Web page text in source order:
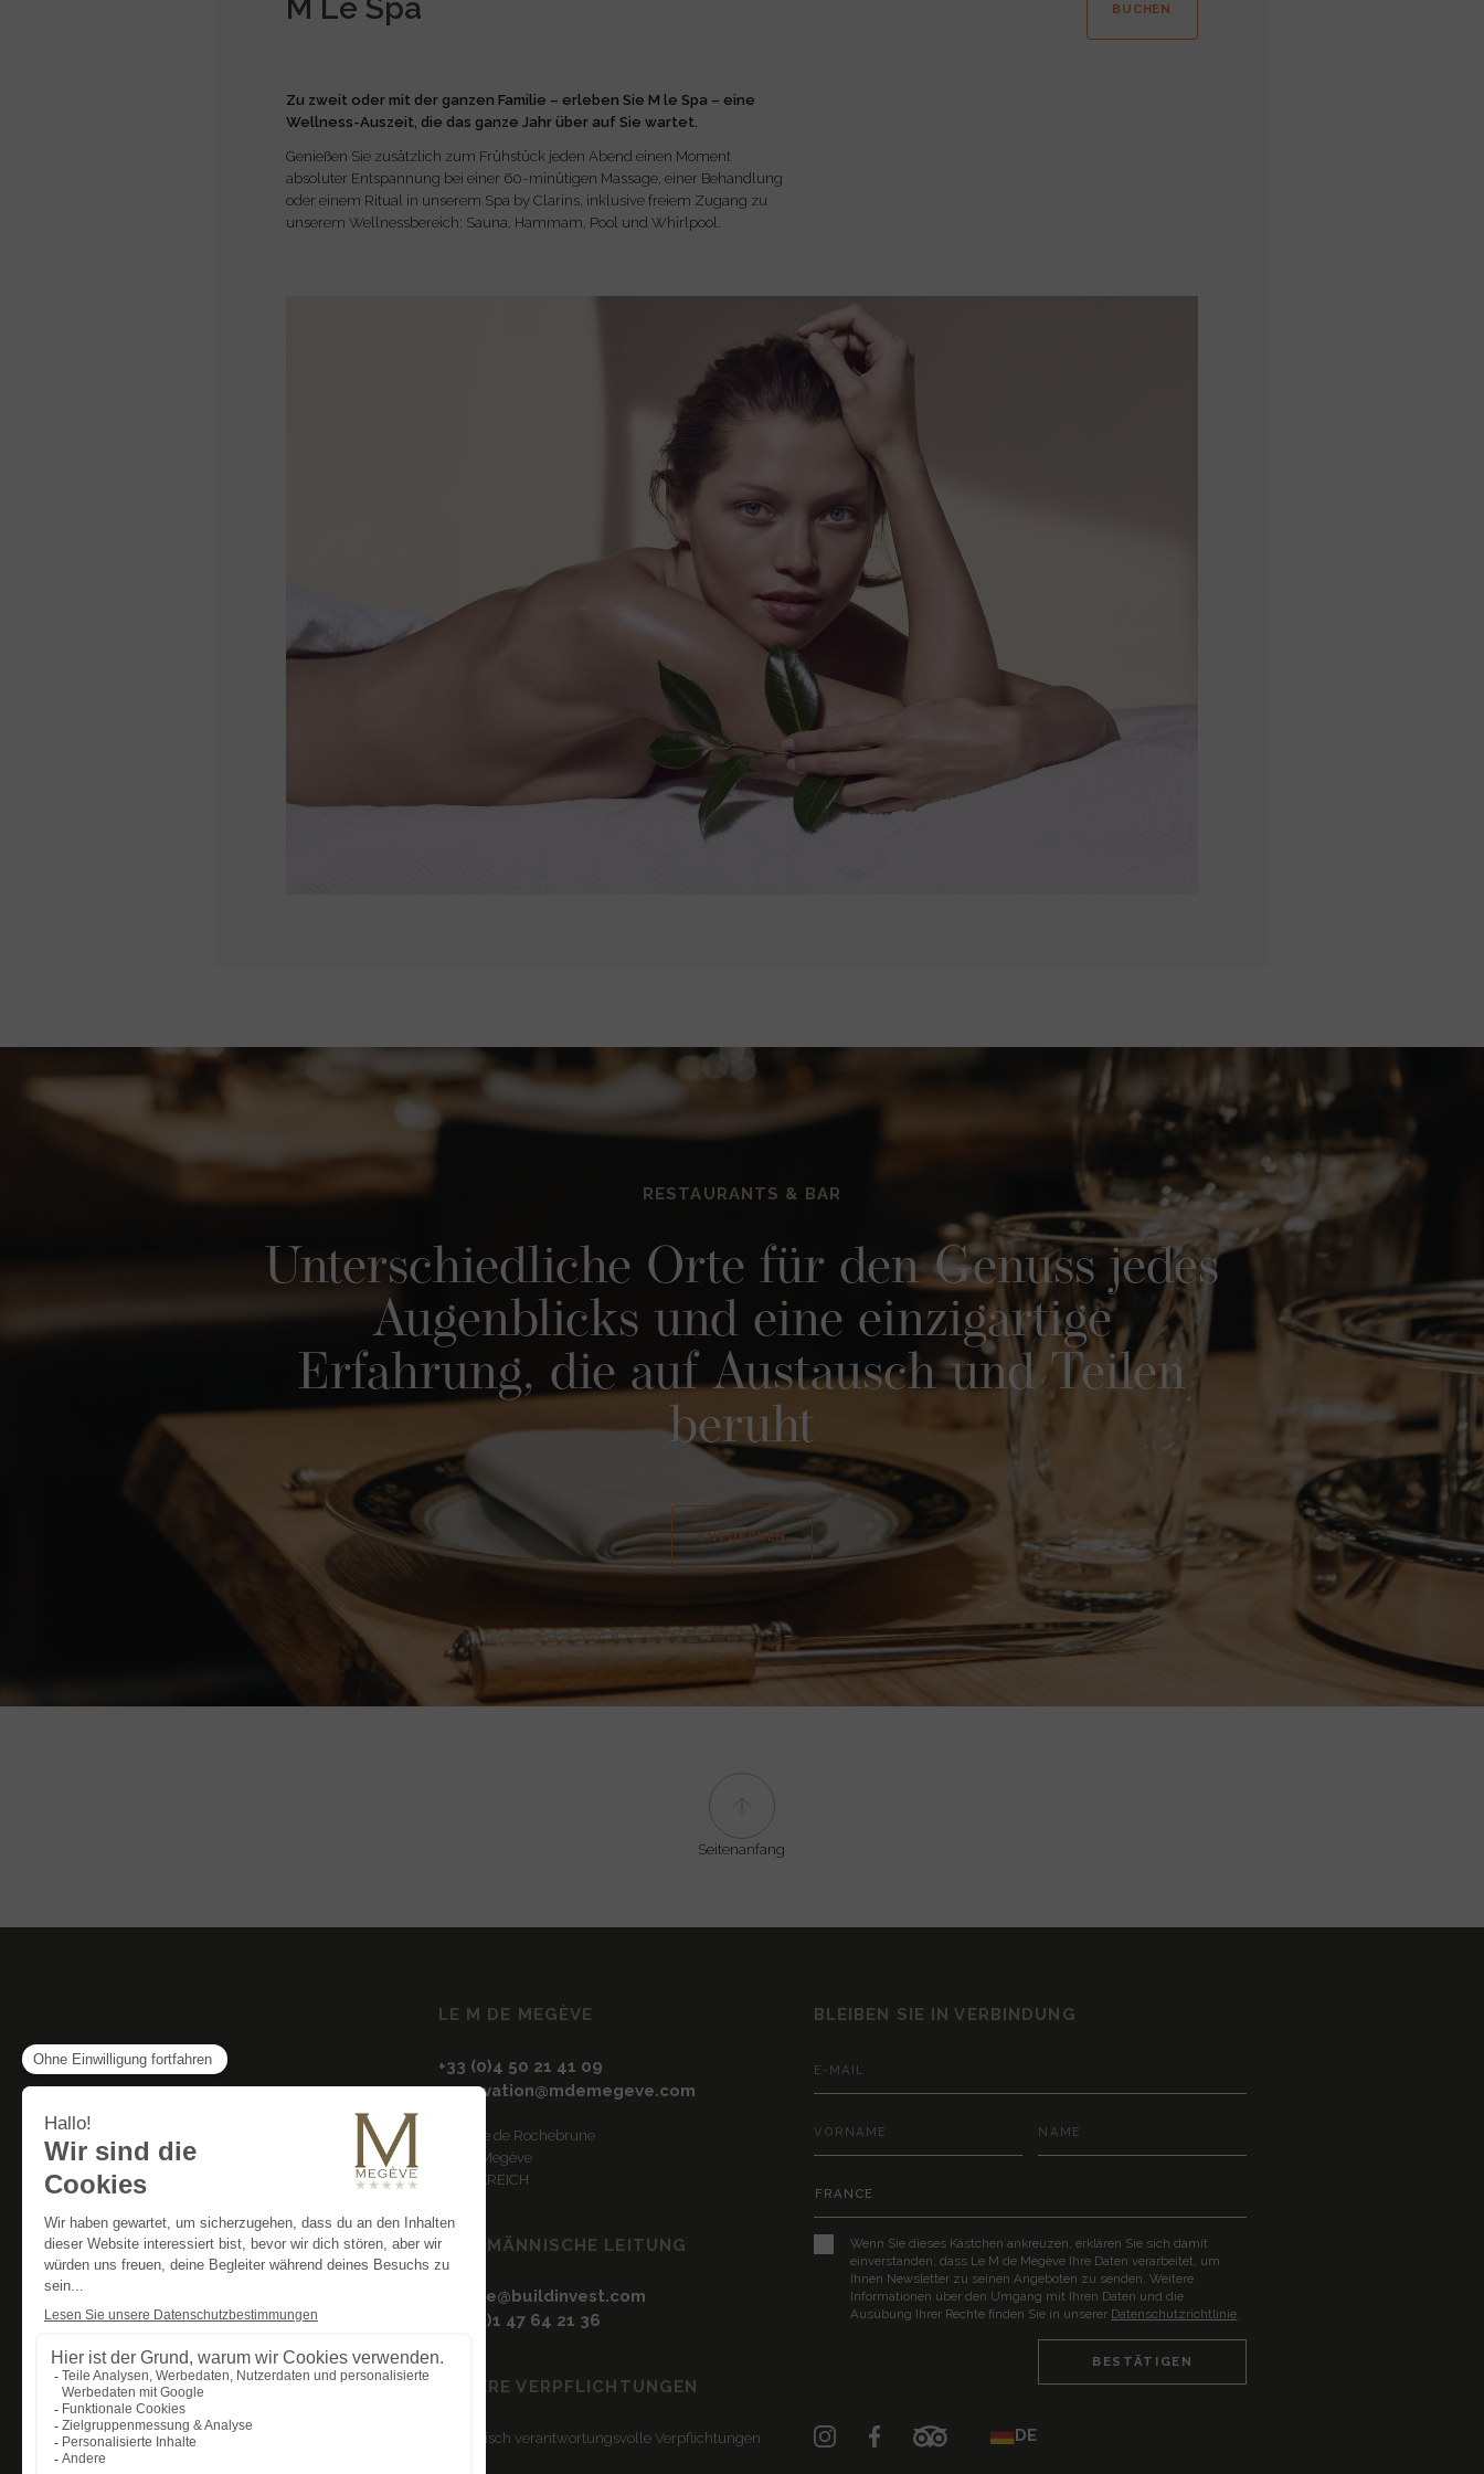
M Le Spa BUCHEN
Zu zweit oder mit der ganzen Familie – erleben Sie M le Spa – eine
Wellness-Auszeit, die das ganze Jahr über auf Sie wartet.
Genießen Sie zusätzlich zum Frühstück jeden Abend einen Moment
absoluter Entspannung bei einer 60-minütigen Massage, einer Behandlung
oder einem Ritual in unserem Spa by Clarins, inklusive freiem Zugang zu
unserem Wellnessbereich: Sauna, Hammam, Pool und Whirlpool.
RESTAURANTS & BAR
Unterschiedliche Orte für den Genuss jedes
Augenblicks und eine einzigartige
Erfahrung, die auf Austausch und Teilen
beruht
ENTDECKEN
Seitenanfang
LE M DE MEGÈVE
+33 (0)4 50 21 41 09
reservation@mdemegeve.com
15 route de Rochebrune
74120 Megève
FRANKREICH
KAUFMÄNNISCHE LEITUNG
bherve@buildinvest.com
+33 (0)1 47 64 21 36
UNSERE VERPFLICHTUNGEN
Ökologisch verantwortungsvolle Verpflichtungen
BLEIBEN SIE IN VERBINDUNG
Wenn Sie dieses Kästchen ankreuzen, erklären Sie sich damit
einverstanden, dass Le M de Megève Ihre Daten verarbeitet, um
Ihnen Newsletter zu seinen Angeboten zu senden. Weitere
Informationen über den Umgang mit Ihren Daten und die
Ausübung Ihrer Rechte finden Sie in unserer Datenschutzrichtlinie
DE